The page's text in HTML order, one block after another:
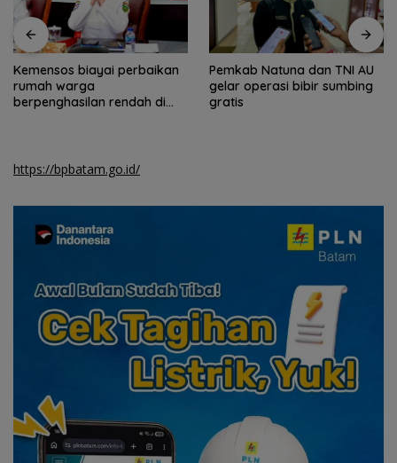
Kemensos biayai perbaikan
rumah warga
berpenghasilan rendah di
Pemkab Natuna dan TNI AU
gelar operasi bibir sumbing
gratis
https://bpbatam.go.id/